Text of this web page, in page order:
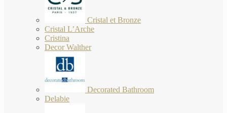
Cristal et Bronze
Cristal L’Arche
Cristina
Decor Walther
Decorated Bathroom
Delabie